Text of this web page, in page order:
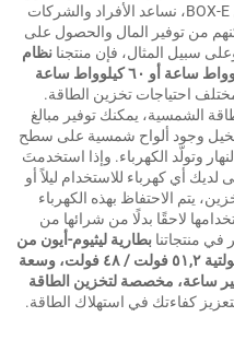
الشمسية لاستخدامها لاحقًا. ومن خلال BOX-E، نساعد الأفراد والشركات
من توفير المال والحصول على
سبيل المثال، فإن منتجنا نظام
سكني لتخزين الطاقة بسعات ٥٠ كيلوواط ساعة أو ٦٠ كيلوواط ساعة
احتياجات تخزين الطاقة.
الشمسية، يمكنك توفير مبالغ
تخيل وجود ألواح شمسية على سطح
وتولّد الكهرباء. وإذا استخدمتَ
لديك أي كهرباء للاستخدام ليلاً أو
يتم الاحتفاظ بهذه الكهرباء
لاحقًا بدلًا من شرائها من
منتجاتنا بطارية ليثيوم-أيون من
نوع ليثيوم حديد فوسفات (LiFePO4) بفولتية ٥١,٢ فولت / ٤٨ فولت، وسعة
كيلوواط ساعة، وسعة ٢٨٠ أمبير ساعة، مخصصة لتخزين الطاقة
كفاءتك في استهلاك الطاقة.